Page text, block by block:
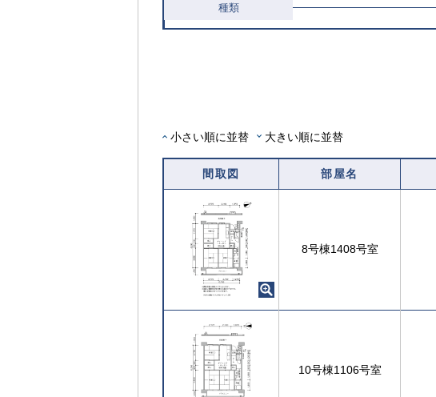
ン
種類
部小さい順に並替 大きい順に並替
間取図 部屋名
8号棟1408号室
10号棟1106号室